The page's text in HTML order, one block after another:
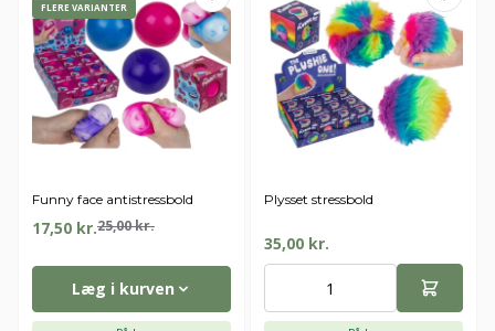
FLERE VARIANTER
Funny face antistressbold
17,50 kr.25,00kr.
Læg i kurven
Plysset stressbold
35,00 kr.